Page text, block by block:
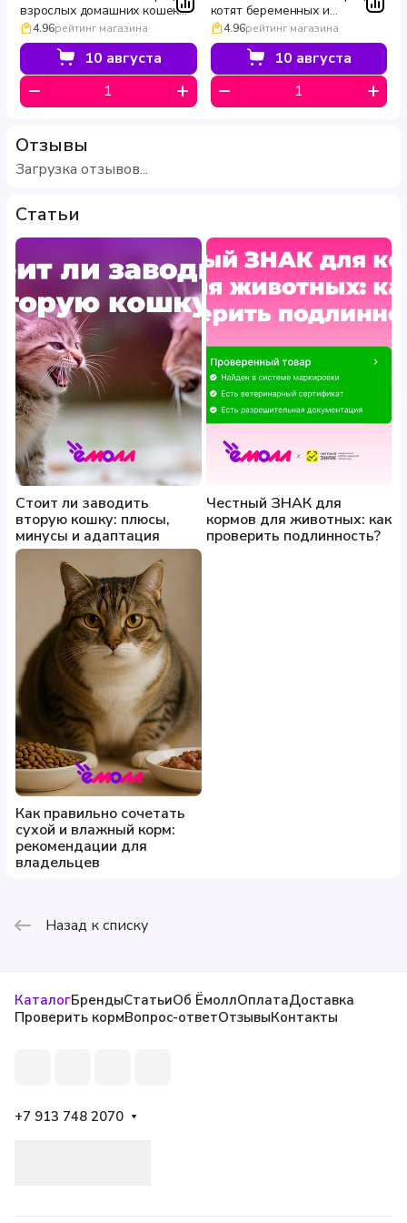
взрослых домашних кошек
для вывода комочков шерсти
с индейкой в желе INDOOR
4.96рейтинг магазина
10 августа
котят беременных и
кормящих кошек с курицей в
желе для здорового
развития HEALTHY START 85
г
4.96рейтинг магазина
10 августа
Отзывы
Загрузка отзывов...
Статьи
Стоит ли заводить
вторую кошку: плюсы,
минусы и адаптация
Честный ЗНАК для
кормов для животных: как
проверить подлинность?
Как правильно сочетать
сухой и влажный корм:
рекомендации для
владельцев
Назад к списку
КаталогБрендыСтатьиОб ЁмоллОплатаДоставка
Проверить кормВопрос-ответОтзывыКонтакты
+7 913 748 2070